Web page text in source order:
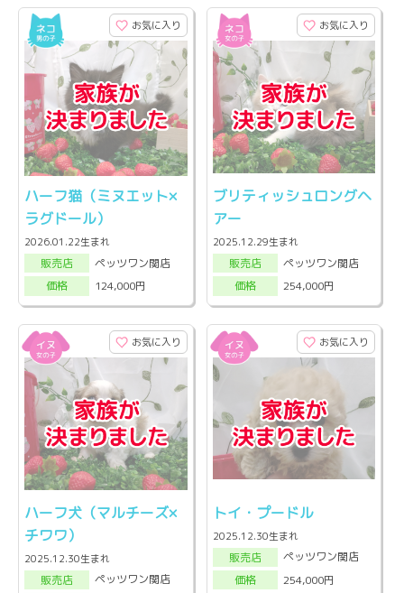
お気に入り
ハーフ猫（ミヌエット×
ラグドール）
2026.01.22生まれ
販売店
ペッツワン関店
価格
124,000円
お気に入り
ブリティッシュロングヘ
アー
2025.12.29生まれ
販売店
ペッツワン関店
価格
254,000円
お気に入り
ハーフ犬（マルチーズ×
チワワ）
2025.12.30生まれ
販売店
ペッツワン関店
お気に入り
トイ・プードル
2025.12.30生まれ
販売店
ペッツワン関店
価格
254,000円